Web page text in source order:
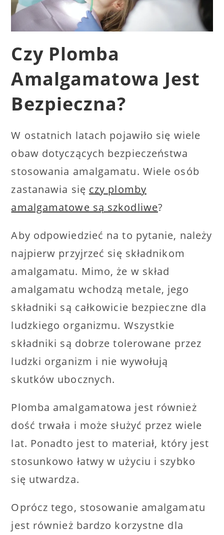
Czy Plomba
Amalgamatowa Jest
Bezpieczna?
W ostatnich latach pojawiło się wiele
obaw dotyczących bezpieczeństwa
stosowania amalgamatu. Wiele osób
zastanawia się czy plomby
amalgamatowe są szkodliwe?
Aby odpowiedzieć na to pytanie, należy
najpierw przyjrzeć się składnikom
amalgamatu. Mimo, że w skład
amalgamatu wchodzą metale, jego
składniki są całkowicie bezpieczne dla
ludzkiego organizmu. Wszystkie
składniki są dobrze tolerowane przez
ludzki organizm i nie wywołują
skutków ubocznych.
Plomba amalgamatowa jest również
dość trwała i może służyć przez wiele
lat. Ponadto jest to materiał, który jest
stosunkowo łatwy w użyciu i szybko
się utwardza.
Oprócz tego, stosowanie amalgamatu
jest również bardzo korzystne dla